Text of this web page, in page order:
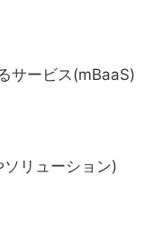
サービス(mBaaS)
リューション)